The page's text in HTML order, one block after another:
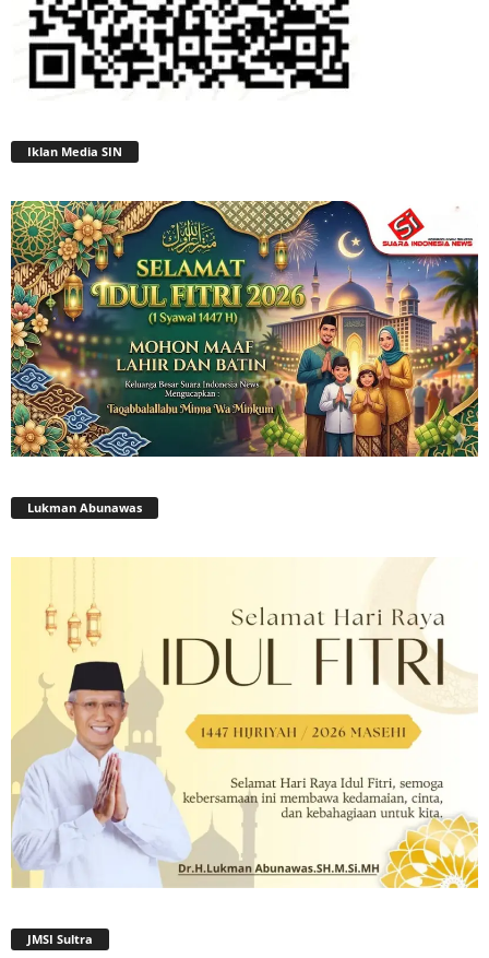
Iklan Media SIN
Lukman Abunawas
JMSI Sultra